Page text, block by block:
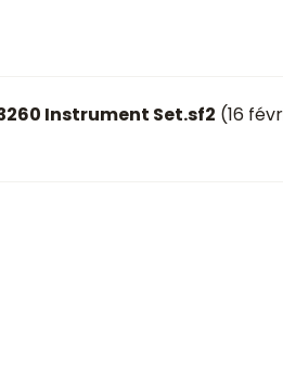
Instrument Set.sf2 (16